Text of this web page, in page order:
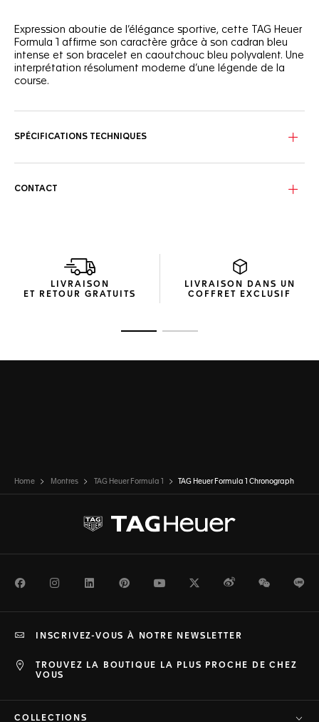
Expression aboutie de l’élégance sportive, cette TAG Heuer
Formula 1 affirme son caractère grâce à son cadran bleu
intense et son bracelet en caoutchouc bleu polyvalent. Une
interprétation résolument moderne d’une légende de la
course.
rouge pour une lecture plus vive.
revêtue de PVD noir renforce l’allure sportive du modèle.
SPÉCIFICATIONS TECHNIQUES
CONTACT
LIVRAISON
ET RETOUR GRATUITS
LIVRAISON DANS UN
COFFRET EXCLUSIF
Home Montres TAG Heuer Formula 1 TAG Heuer Formula 1 Chronograph
FacebookInstagramLinkedInPinterestYoutubeTwitterWeiboWeChat
TROUVEZ LA BOUTIQUE LA PLUS PROCHE DE CHEZ
VOUS
INSCRIVEZ-VOUS À NOTRE NEWSLETTER
COLLECTIONS